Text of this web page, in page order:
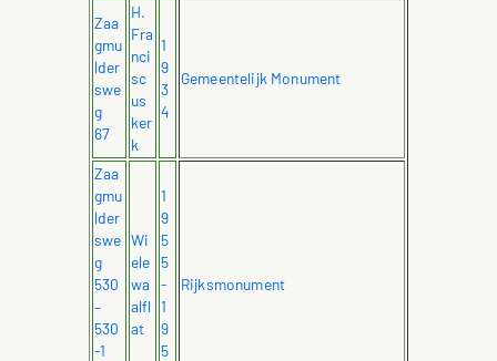
Zaa
gmu
lder
swe
g
67
H.
Fra
nci
sc
us
ker
k
1
9
3
4
Gemeentelijk Monument
Zaa
gmu
lder
swe
g
530
–
530
-1
Wi
ele
wa
alfl
at
1
9
5
5
-
1
9
5
Rijksmonument